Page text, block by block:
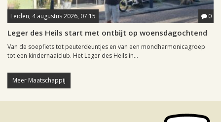
Leiden, 4 augustus 2026, 07:15 0
Leger des Heils start met ontbijt op woensdagochtend
Van de soepfiets tot peuterdeuntjes en van een mondharmonicagroep
tot een kindernaaiclub. Het Leger des Heils in...
Meer Maatschappij